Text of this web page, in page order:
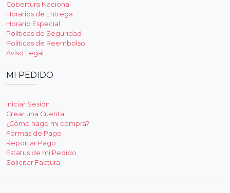
Cobertura Nacional
Horarios de Entrega
Horario Especial
Políticas de Seguridad
Políticas de Reembolso
Aviso Legal
MI PEDIDO
Iniciar Sesión
Crear una Cuenta
¿Cómo hago mi compra?
Formas de Pago
Reportar Pago
Estatus de mi Pedido
Solicitar Factura